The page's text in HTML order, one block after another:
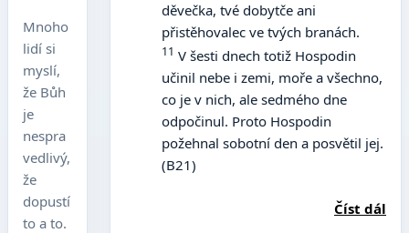
Mnoho
lidí si
myslí,
že Bůh
je
nespra
vedlivý,
že
dopustí
to a to.
děvečka, tvé dobytče ani
přistěhovalec ve tvých branách.
11 V šesti dnech totiž Hospodin
učinil nebe i zemi, moře a všechno,
co je v nich, ale sedmého dne
odpočinul. Proto Hospodin
požehnal sobotní den a posvětil jej.
(B21)
Číst dál